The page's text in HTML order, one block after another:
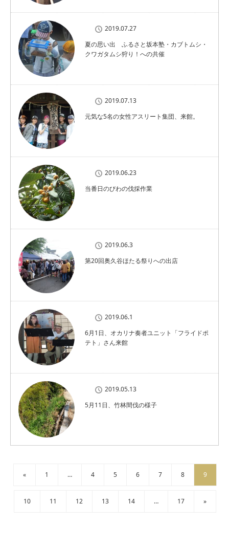
2019.07.27
夏の思い出 ふるさと坂本塾・カブトムシ・
クワガタムシ狩り！への共催
2019.07.13
元気な5名の女性アスリート集団、来館。
2019.06.23
当番日のびわの伐採作業
2019.06.3
第20回奥久谷ほたる祭りへの出店
2019.06.1
6月1日、オカリナ奏者ユニット「フライドポ
テト」さん来館
2019.05.13
5月11日、竹林間伐の様子
« 1 … 4 5 6 7 8 9
10 11 12 13 14 … 17 »